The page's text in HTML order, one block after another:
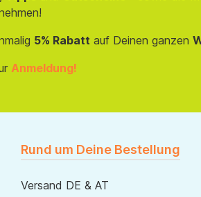
5% Rabatt auf Deinen ganzen
Anmeldung!
Rund um Deine Bestellung
Versand DE & AT